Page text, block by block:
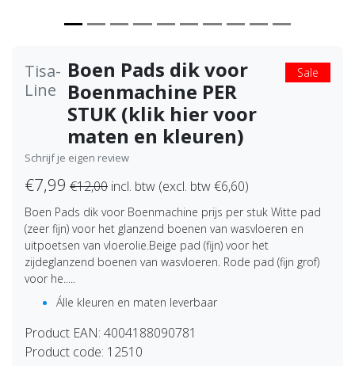
Tisa-
Line
Boen Pads dik voor
Boenmachine PER
STUK (klik hier voor
maten en kleuren)
Sale
Schrijf je eigen review
€7,99 €12,00 incl. btw (excl. btw €6,60)
Boen Pads dik voor Boenmachine prijs per stuk Witte pad
(zeer fijn) voor het glanzend boenen van wasvloeren en
uitpoetsen van vloerolie.Beige pad (fijn) voor het
zijdeglanzend boenen van wasvloeren. Rode pad (fijn grof)
voor he.....
Álle kleuren en maten leverbaar
Product EAN: 4004188090781
Product code: 12510